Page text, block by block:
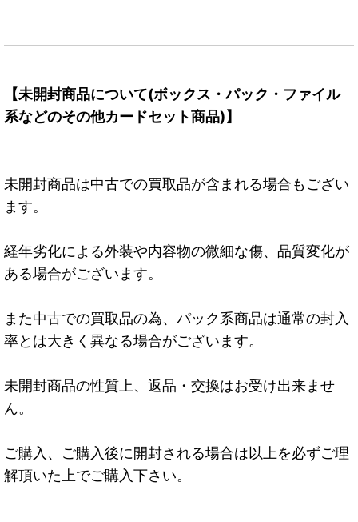
【未開封商品について(ボックス・パック・ファイル
系などのその他カードセット商品)】
未開封商品は中古での買取品が含まれる場合もござい
ます。
経年劣化による外装や内容物の微細な傷、品質変化が
ある場合がございます。
また中古での買取品の為、パック系商品は通常の封入
率とは大きく異なる場合がございます。
未開封商品の性質上、返品・交換はお受け出来ませ
ん。
ご購入、ご購入後に開封される場合は以上を必ずご理
解頂いた上でご購入下さい。